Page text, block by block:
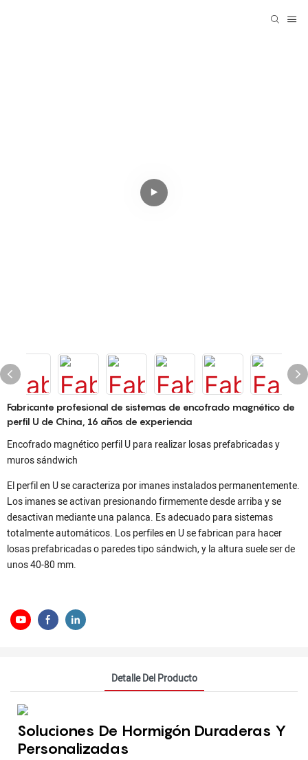
Fabricante profesional de sistemas de encofrado magnético de
perfil U de China, 16 años de experiencia
Encofrado magnético perfil U para realizar losas prefabricadas y
muros sándwich
El perfil en U se caracteriza por imanes instalados permanentemente.
Los imanes se activan presionando firmemente desde arriba y se
desactivan mediante una palanca. Es adecuado para sistemas
totalmente automáticos. Los perfiles en U se fabrican para hacer
losas prefabricadas o paredes tipo sándwich, y la altura suele ser de
unos 40-80 mm.
Detalle Del Producto
Soluciones De Hormigón Duraderas Y
Personalizadas